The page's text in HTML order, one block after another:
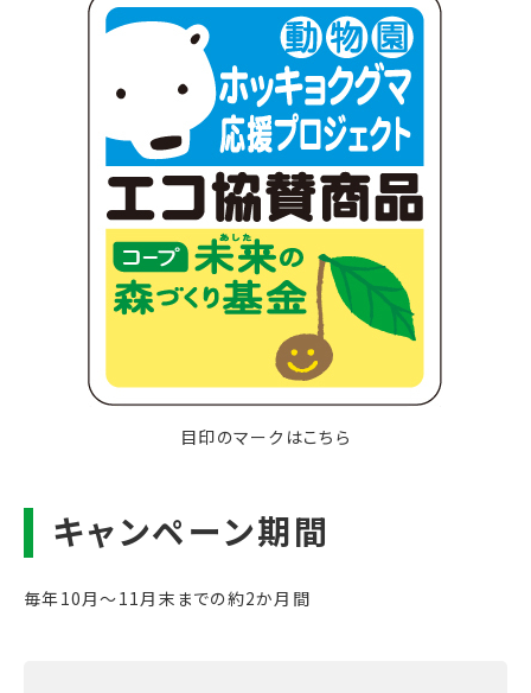
目印のマークはこちら
毎年10月～11月末までの約2か月間